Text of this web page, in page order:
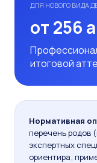
ДЛЯ НОВОГО ВИДА
от 256
итоговой
Нормативная
перечень родов
экспертных
ориентира;